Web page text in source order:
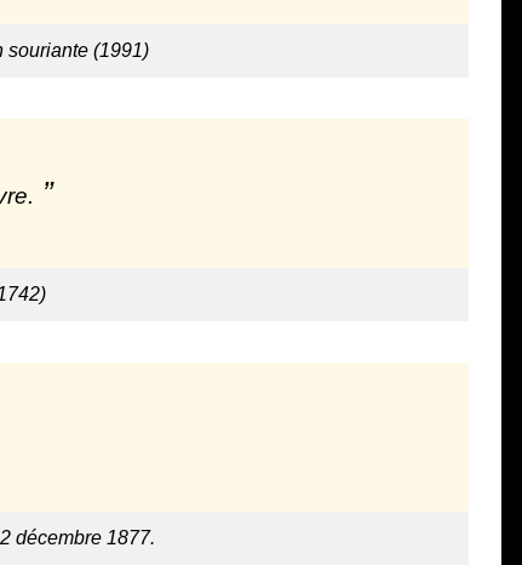
souriante (1991)
décembre 1877.